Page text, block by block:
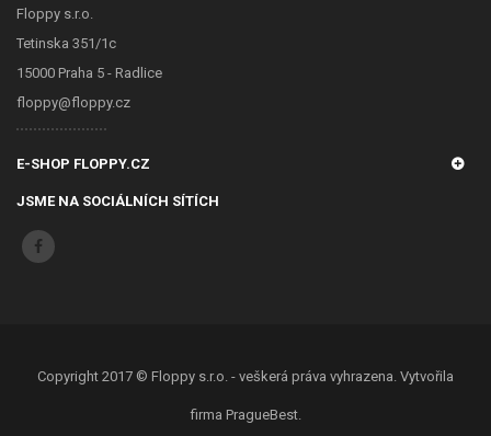
Floppy s.r.o.
Tetinska 351/1c
15000 Praha 5 - Radlice
floppy@floppy.cz
E-SHOP FLOPPY.CZ
JSME NA SOCIÁLNÍCH SÍTÍCH
Copyright 2017 © Floppy s.r.o. - veškerá práva vyhrazena. Vytvořila
firma PragueBest.